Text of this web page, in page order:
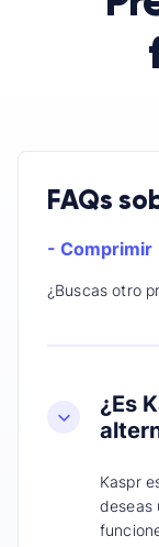
FAQs
- Comprimir
¿Buscas otro
¿Es
Kaspr
deseas